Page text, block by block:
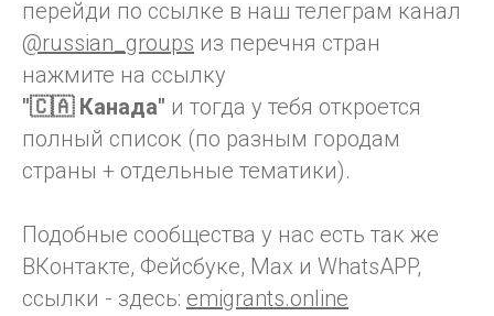
перейди по ссылке в наш телеграм канал
@russian_groups из перечня стран
нажмите на ссылку
"🇨🇦 Канада" и тогда у тебя откроется
полный список (по разным городам
страны + отдельные тематики).
Подобные сообщества у нас есть так же
ВКонтакте, Фейсбуке, Max и WhatsAPP,
ссылки - здесь: emigrants.online